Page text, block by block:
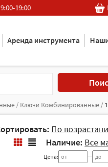
19:00
Аренда инструмента
/ Ключи Комбинированные /
По
Наличие: Все
Цена: —